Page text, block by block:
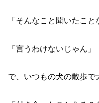
「そんなこと聞いたこと
「言うわけないじゃん」
で、いつもの犬の散歩で